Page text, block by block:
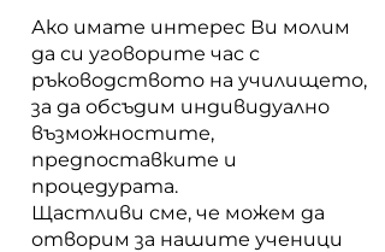
Ако имате интерес Ви молим
да си уговорите час с
ръководството на училището,
за да обсъдим индивидуално
възможностите,
предпоставките и
процедурата.
Щастливи сме, че можем да
отворим за нашите ученици